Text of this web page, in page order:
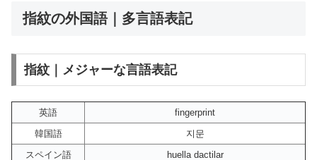
指紋の外国語｜多言語表記
指紋｜メジャーな言語表記
英語
fingerprint
韓国語
지문
スペイン語
huella dactilar